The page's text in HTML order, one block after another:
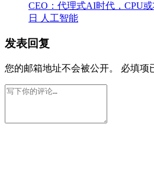
CEO：代理式AI时代，CPU
日
人工智能
发表回复
您的邮箱地址不会被公开。 必填项